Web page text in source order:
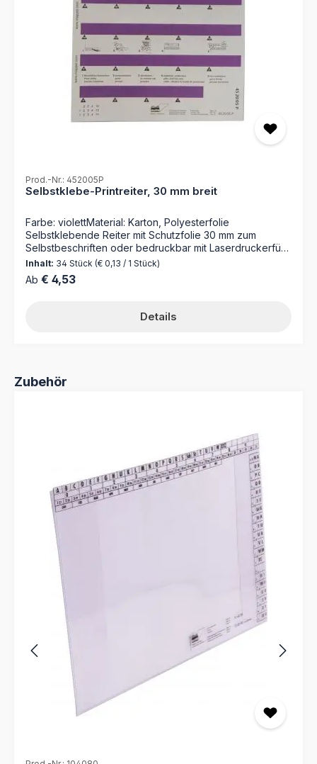
Prod.-Nr.: 452005P
Selbstklebe-Printreiter, 30 mm breit
Farbe: violettMaterial: Karton, Polyesterfolie
Selbstklebende Reiter mit Schutzfolie 30 mm zum
Selbstbeschriften oder bedruckbar mit Laserdruckerfür
numerische Suchbegriffe 1 Bogen = 34 Reiter Nutzen
Sie zum Bedrucken unsere webbasierte Software:
https://www.mappei.de/de/unternehmen/service/mappei
einen Druckservice nach Ihren Vorgaben (Dateien) an!
Inhalt: 34 Stück (€ 0,13 / 1 Stück)
Regulärer Preis:
Ab € 4,53
Details
Produktgalerie überspringen
Zubehör